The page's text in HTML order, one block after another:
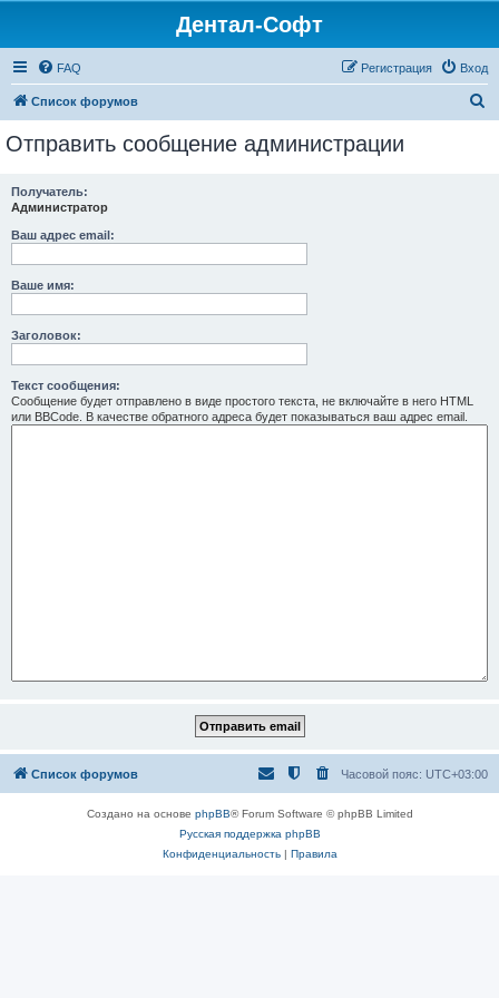
Дентал-Софт
FAQ Вход
Регистрация
Список форумов
Отправить сообщение администрации
Получатель:
Администратор
Ваш адрес email:
Ваше имя:
Заголовок:
Текст сообщения:
Сообщение будет отправлено в виде простого текста, не включайте в него HTML
или BBCode. В качестве обратного адреса будет показываться ваш адрес email.
Список форумов Часовой пояс: UTC+03:00
Создано на основе phpBB® Forum Software © phpBB Limited
Русская поддержка phpBB
Конфиденциальность| Правила